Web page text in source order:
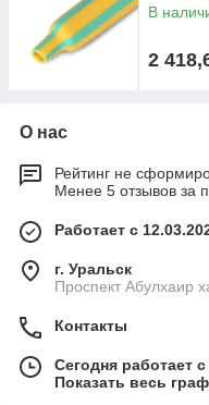
В
2
О нас
Рейтинг не
Менее 5 отзывов за
Работает с
г. Уральск
Проспект Абулхаир
Контакты
Сегодня работает
Показать весь